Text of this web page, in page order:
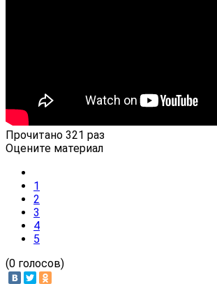
Прочитано 321 раз
Оцените материал
1
2
3
4
5
(0 голосов)